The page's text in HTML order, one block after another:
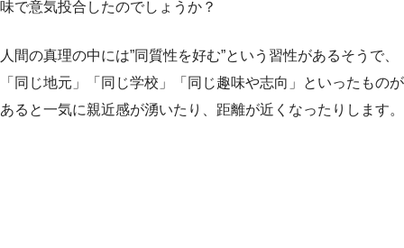
味で意気投合したのでしょうか？
人間の真理の中には”同質性を好む”という習性があるそうで、
「同じ地元」「同じ学校」「同じ趣味や志向」といったものが
あると一気に親近感が湧いたり、距離が近くなったりします。